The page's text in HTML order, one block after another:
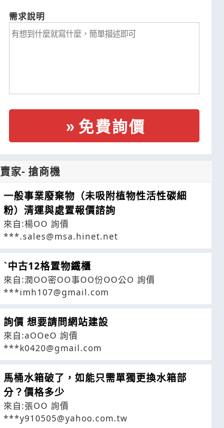
需求說明
免費詢價
賣家- 搶商機
一般事業廢棄物（未吸附植物性活性碳細
粉）清運與處置報價諮詢
來自:楊OO 詢價
***.sales@msa.hinet.net
ˋ中古12格置物鐵櫃
來自:潤OO密OO事OO份OO公O 詢價
***imh107@gmail.com
詢價 想要請問網站建設
來自:aOOeO 詢價
***k0420@gmail.com
馬桶水箱破了，如能只需單獨更換水箱部
分？價格多少
來自:張OO 詢價
***y910505@yahoo.com.tw